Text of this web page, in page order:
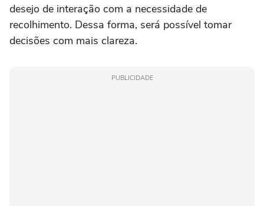
desejo de interação com a necessidade de
recolhimento. Dessa forma, será possível tomar
decisões com mais clareza.
PUBLICIDADE